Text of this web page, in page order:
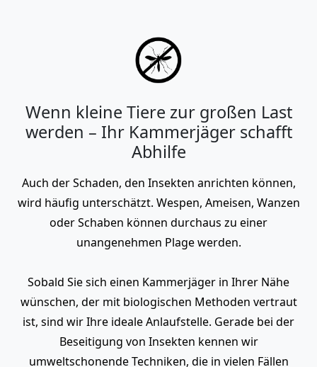
Wenn kleine Tiere zur großen Last
werden – Ihr Kammerjäger schafft
Abhilfe
Auch der Schaden, den Insekten anrichten können,
wird häufig unterschätzt. Wespen, Ameisen, Wanzen
oder Schaben können durchaus zu einer
unangenehmen Plage werden.
Sobald Sie sich einen Kammerjäger in Ihrer Nähe
wünschen, der mit biologischen Methoden vertraut
ist, sind wir Ihre ideale Anlaufstelle. Gerade bei der
Beseitigung von Insekten kennen wir
umweltschonende Techniken, die in vielen Fällen